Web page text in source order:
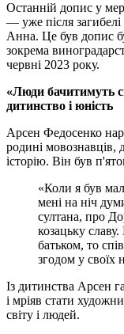
Останній допис у
— уже після
Анна. Це був допис
зокрема
червні 2023 року.
«Люди бачитимуть
дитинство і юність
Арсен Федосенко
родині мовознавців,
історію. Він був
«Коли я був
мені на ніч
султана, про
козацьку славу.
батьком, то
згодом у своїх
Із дитинства Арсен
і мріяв стати
світу і людей.